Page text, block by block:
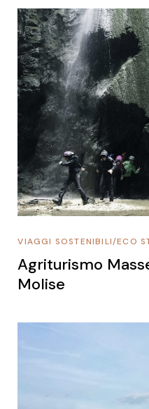
ECO
/
VIAGGI SOSTENIBILI
Agriturismo
Molise